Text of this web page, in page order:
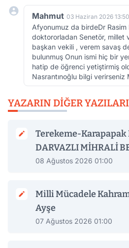
Mahmut 03 Haziran 2026 13:50
Afyonumuz da birdeDr Rasim
doktororladan Senetör, millet
başkan vekili , verem savaş
bulunmuş Onun ismi hiç bir
hatip de öğrenci yetiştirmiş
Nasrantınoğlu bilgi verirseniz
YAZARIN DIĞER YAZILARI
Terekeme-Karapapak
DARVAZLI MİHRALİ
08 Ağustos 2026 01:00
Milli Mücadele
Ayşe
07 Ağustos 2026 01:00